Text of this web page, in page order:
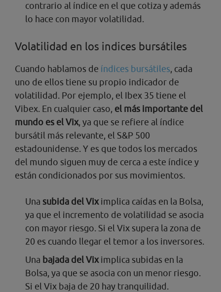
contrario al índice en el que cotiza y además
lo hace con mayor volatilidad.
Volatilidad en los indices bursátiles
Cuando hablamos de índices bursátiles, cada
uno de ellos tiene su propio indicador de
volatilidad. Por ejemplo, el Ibex 35 tiene el
Vibex. En cualquier caso, el más importante del
mundo es el Vix, ya que se refiere al índice
bursátil más relevante, el S&P 500
estadounidense. Y es que todos los mercados
del mundo siguen muy de cerca a este índice y
están condicionados por sus movimientos.
Una subida del Viximplica caídas en la Bolsa,
ya que el incremento de volatilidad se asocia
con mayor riesgo. Si el Vix supera la zona de
20 es cuando llegar el temor a los inversores.
Una bajada del Viximplica subidas en la
Bolsa, ya que se asocia con un menor riesgo.
Si el Vix baja de 20 hay tranquilidad.